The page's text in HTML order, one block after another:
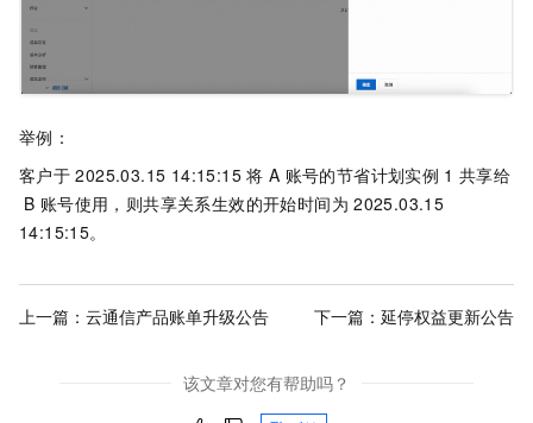
举例：
客户于 2025.03.15 14:15:15 将 A 账号的节省计划实例 1 共享给
B 账号使用，则共享关系生效的开始时间为 2025.03.15
14:15:15。
上一篇： 云通信产品账单升级公告 下一篇： 延停权益更新公告
该文章对您有帮助吗？